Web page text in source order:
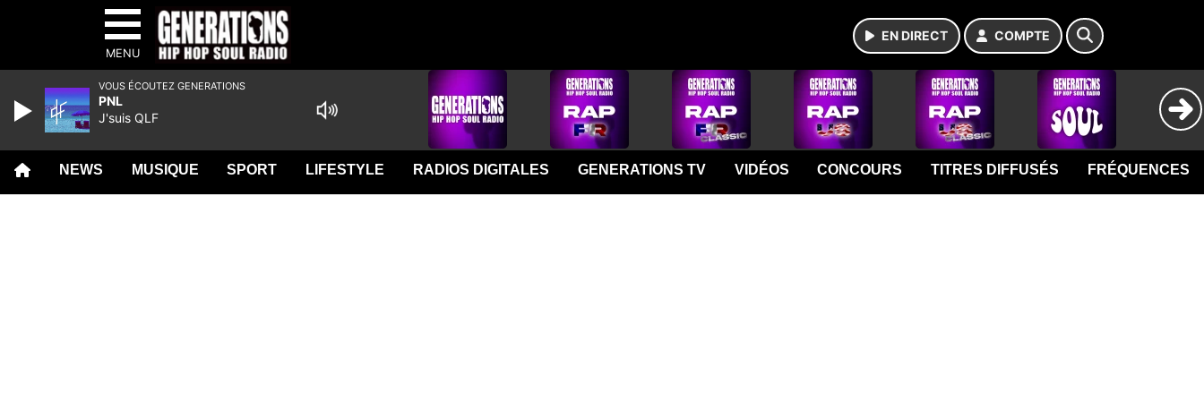
MENU
EN DIRECT COMPTE
NEWS MUSIQUE SPORT LIFESTYLE RADIOS DIGITALES GENERATIONS TV VIDÉOS CONCOURS TITRES DIFFUSÉS FRÉQUENCES
VOUS ÉCOUTEZ GENERATIONS
PNL
J'suis QLF